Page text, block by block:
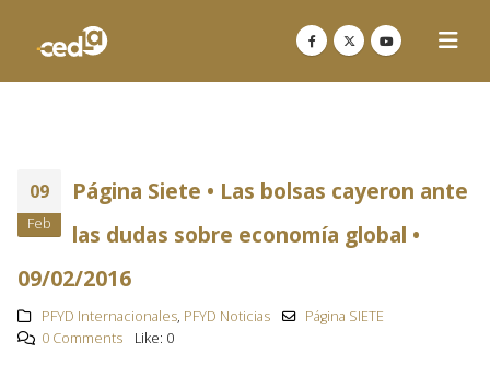
09
Feb
Página Siete • Las bolsas cayeron ante
las dudas sobre economía global •
09/02/2016
PFYD Internacionales, PFYD Noticias
Página SIETE
0 Comments
Like: 0